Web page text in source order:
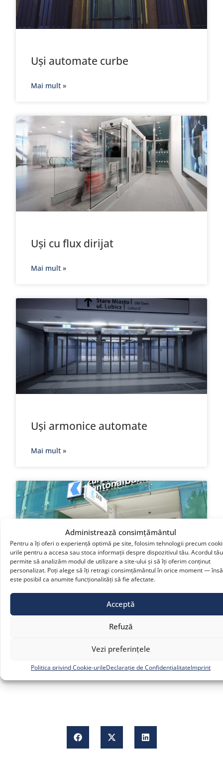
Administrează consimțământul
Pentru a îți oferi o experiență optimă pe site, folosim tehnologii precum
urile pentru a accesa sau stoca informații despre dispozitivul tău. Acordul
permite să analizăm modul de utilizare a site-ului și să îți oferim conținut
personalizat. Poți alege să îți retragi consimțământul în orice moment — însă
este posibil ca anumite funcționalități să fie afectate.
Acceptă
Refuză
Vezi preferințele
Politica privind Cookie-urileDeclarație de ConfidențialitateImprint
Uși automate curbe
Mai mult »
Uși cu flux dirijat
Mai mult »
Uși armonice automate
Mai mult »